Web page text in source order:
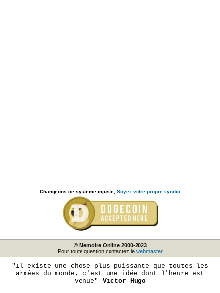
Changeons ce systeme injuste, Soyez votre propre syndic
© Memoire Online 2000-2023
Pour toute question contactez le webmaster
"Il existe une chose plus puissante que toutes les
armées du monde, c'est une idée dont l'heure est
venue"
Victor Hugo